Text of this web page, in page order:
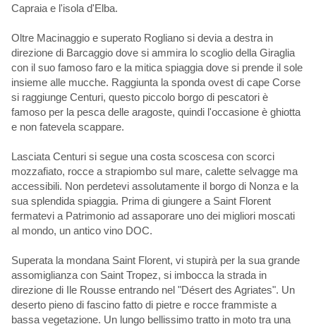
Capraia e l'isola d'Elba.
Oltre Macinaggio e superato Rogliano si devia a destra in
direzione di Barcaggio dove si ammira lo scoglio della Giraglia
con il suo famoso faro e la mitica spiaggia dove si prende il sole
insieme alle mucche. Raggiunta la sponda ovest di cape Corse
si raggiunge Centuri, questo piccolo borgo di pescatori è
famoso per la pesca delle aragoste, quindi l'occasione è ghiotta
e non fatevela scappare.
Lasciata Centuri si segue una costa scoscesa con scorci
mozzafiato, rocce a strapiombo sul mare, calette selvagge ma
accessibili. Non perdetevi assolutamente il borgo di Nonza e la
sua splendida spiaggia. Prima di giungere a Saint Florent
fermatevi a Patrimonio ad assaporare uno dei migliori moscati
al mondo, un antico vino DOC.
Superata la mondana Saint Florent, vi stupirà per la sua grande
assomiglianza con Saint Tropez, si imbocca la strada in
direzione di Ile Rousse entrando nel "Désert des Agriates". Un
deserto pieno di fascino fatto di pietre e rocce frammiste a
bassa vegetazione. Un lungo bellissimo tratto in moto tra una